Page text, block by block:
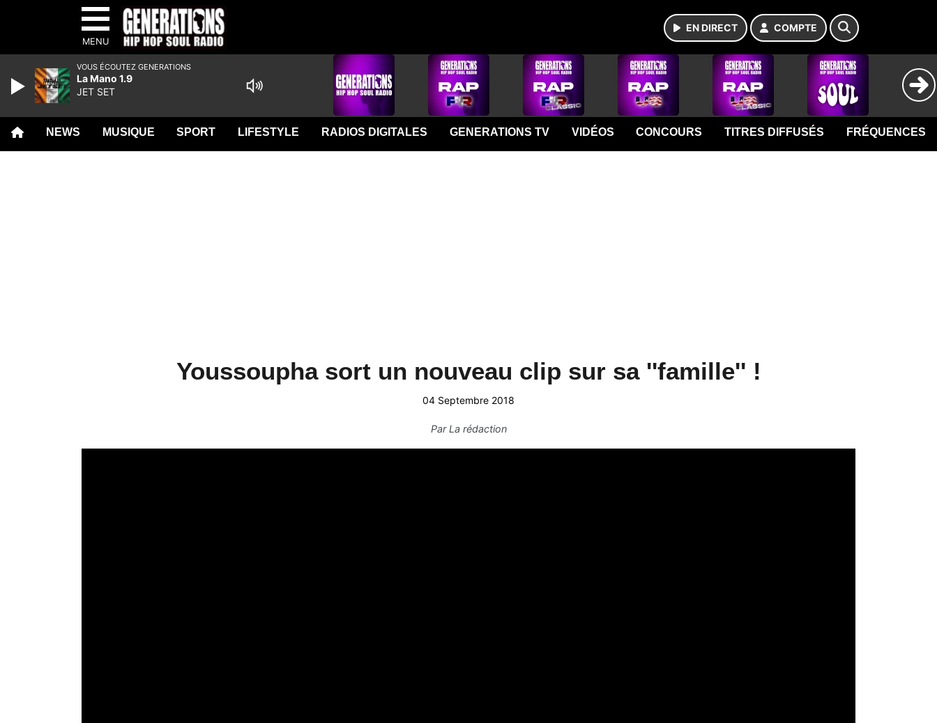
MENU
EN DIRECT COMPTE
NEWS MUSIQUE SPORT LIFESTYLE RADIOS DIGITALES GENERATIONS TV VIDÉOS CONCOURS TITRES DIFFUSÉS FRÉQUENCES
Youssoupha sort un nouveau clip sur sa ''famille'' !
04 Septembre 2018
ParLa rédaction
VOUS ÉCOUTEZ GENERATIONS
La Mano 1.9
JET SET